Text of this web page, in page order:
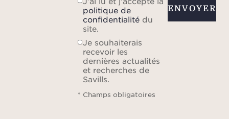
politique de
confidentialité du
site.
Je souhaiterais
recevoir les
dernières actualités
et recherches de
Savills.
* Champs obligatoires
ENVOYER